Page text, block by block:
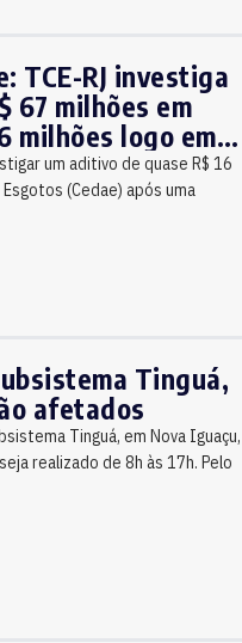
TCE-RJ investiga
67 milhões em
milhões logo em
um aditivo de quase R$ 16
(Cedae) após uma
Tinguá,
afetados
Tinguá, em Nova Iguaçu,
realizado de 8h às 17h. Pelo